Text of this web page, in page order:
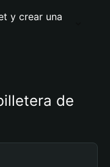
y crear una
de